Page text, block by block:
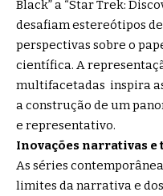
Black” a “Star Trek:
desafiam estereótipos
perspectivas sobre o
científica. A
multifacetadas inspira
a construção de um
e representativo.
Inovações narrativas e
As séries
limites da narrativa e